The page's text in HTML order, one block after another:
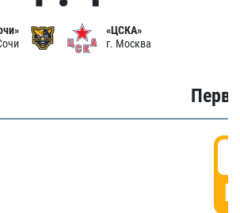
«ЦСКА»
г. Москва